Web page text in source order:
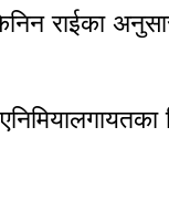
राईका